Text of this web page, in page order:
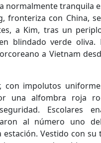
normalmente tranquila
fronteriza con China,
a Kim, tras un
blindado verde oliva.
a Vietnam
impolutos
una alfombra roja
Escolares
al número uno
Vestido con su